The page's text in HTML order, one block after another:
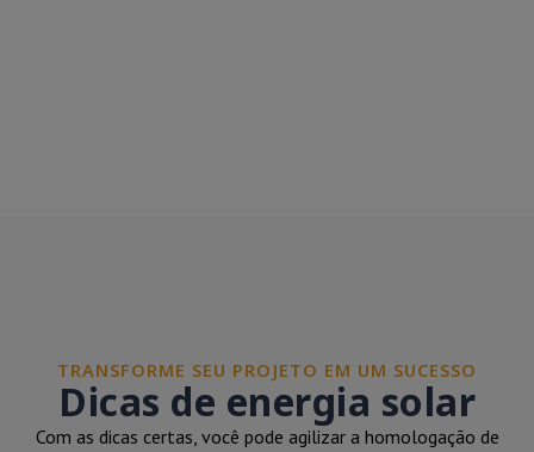
TRANSFORME SEU PROJETO EM UM SUCESSO
Dicas de energia solar
Com as dicas certas, você pode agilizar a homologação de